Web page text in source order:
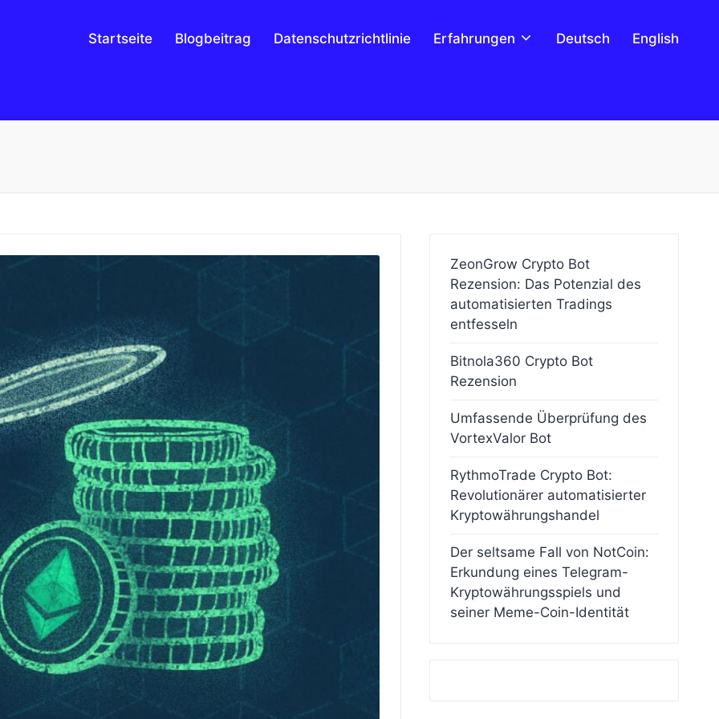
Startseite Blogbeitrag Datenschutzrichtlinie Erfahrungen Deutsch English
ZeonGrow Crypto Bot
Rezension: Das Potenzial des
automatisierten Tradings
entfesseln
Bitnola360 Crypto Bot
Rezension
Umfassende Überprüfung des
VortexValor Bot
RythmoTrade Crypto Bot:
Revolutionärer automatisierter
Kryptowährungshandel
Der seltsame Fall von NotCoin:
Erkundung eines Telegram-
Kryptowährungsspiels und
seiner Meme-Coin-Identität